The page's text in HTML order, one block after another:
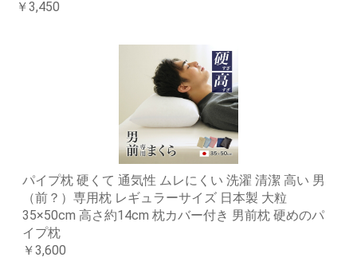
￥3,450
パイプ枕 硬くて 通気性 ムレにくい 洗濯 清潔 高い 男
（前？）専用枕 レギュラーサイズ 日本製 大粒
35×50cm 高さ約14cm 枕カバー付き 男前枕 硬めのパ
イプ枕
￥3,600